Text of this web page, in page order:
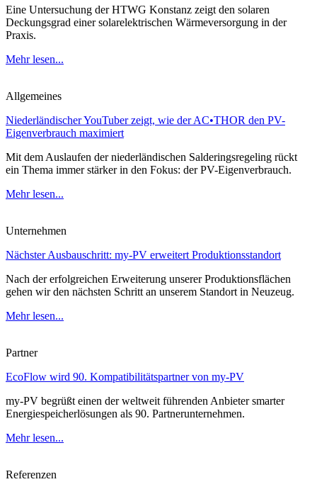
Eine Untersuchung der HTWG Konstanz zeigt den solaren
Deckungsgrad einer solarelektrischen Wärmeversorgung in der
Praxis.
Mehr lesen...
Allgemeines
Niederländischer YouTuber zeigt, wie der AC•THOR den PV-
Eigenverbrauch maximiert
Mit dem Auslaufen der niederländischen Salderingsregeling rückt
ein Thema immer stärker in den Fokus: der PV-Eigenverbrauch.
Mehr lesen...
Unternehmen
Nächster Ausbauschritt: my-PV erweitert Produktionsstandort
Nach der erfolgreichen Erweiterung unserer Produktionsflächen
gehen wir den nächsten Schritt an unserem Standort in Neuzeug.
Mehr lesen...
Partner
EcoFlow wird 90. Kompatibilitätspartner von my-PV
my-PV begrüßt einen der weltweit führenden Anbieter smarter
Energiespeicherlösungen als 90. Partnerunternehmen.
Mehr lesen...
Referenzen